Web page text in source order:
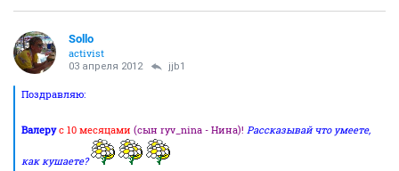
Sollo
activist
03 апреля 2012 jjb1
Поздравляю:
Валерус 10 месяцами (сын ryv_nina - Нина)! Рассказывай что умеете,
как кушаете?